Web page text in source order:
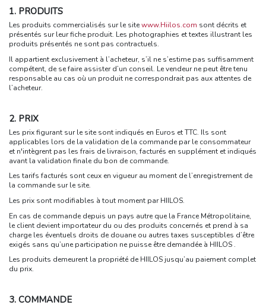
1. PRODUITS
Les produits commercialisés sur le sitewww.Hiilos.com sont décrits et
présentés sur leur fiche produit. Les photographies et textes illustrant les
produits présentés ne sont pas contractuels.
Il appartient exclusivement à l’acheteur, s’il ne s’estime pas suffisamment
compétent, de se faire assister d’un conseil. Le vendeur ne peut être tenu
responsable au cas où un produit ne correspondrait pas aux attentes de
l’acheteur.
2. PRIX
Les prix figurant sur le site sont indiqués en Euros et TTC. Ils sont
applicables lors de la validation de la commande par le consommateur
et n'intègrent pas les frais de livraison, facturés en supplément et indiqués
avant la validation finale du bon de commande.
Les tarifs facturés sont ceux en vigueur au moment de l’enregistrement de
la commande sur le site.
Les prix sont modifiables à tout moment par HIILOS.
En cas de commande depuis un pays autre que la France Métropolitaine,
le client devient importateur du ou des produits concernés et prend à sa
charge les éventuels droits de douane ou autres taxes susceptibles d’être
exigés sans qu’une participation ne puisse être demandée à HIILOS .
Les produits demeurent la propriété de HIILOS jusqu’au paiement complet
du prix.
3. COMMANDE